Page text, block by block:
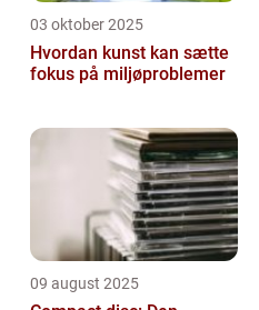
03 oktober 2025
Hvordan kunst kan sætte
fokus på miljøproblemer
09 august 2025